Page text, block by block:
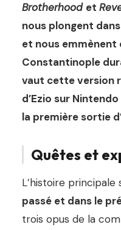
Brotherhood et
nous plongent
et nous emmènent
Constantinople
vaut cette version
d’Ezio sur
la première sortie
Quêtes et
L’histoire principale
passé et dans le
trois opus de la